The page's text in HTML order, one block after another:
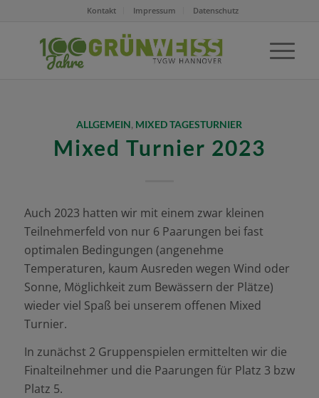
Kontakt Impressum Datenschutz
ALLGEMEIN, MIXED TAGESTURNIER
Mixed Turnier 2023
Auch 2023 hatten wir mit einem zwar kleinen
Teilnehmerfeld von nur 6 Paarungen bei fast
optimalen Bedingungen (angenehme
Temperaturen, kaum Ausreden wegen Wind oder
Sonne, Möglichkeit zum Bewässern der Plätze)
wieder viel Spaß bei unserem offenen Mixed
Turnier.
In zunächst 2 Gruppenspielen ermittelten wir die
Finalteilnehmer und die Paarungen für Platz 3 bzw
Platz 5.